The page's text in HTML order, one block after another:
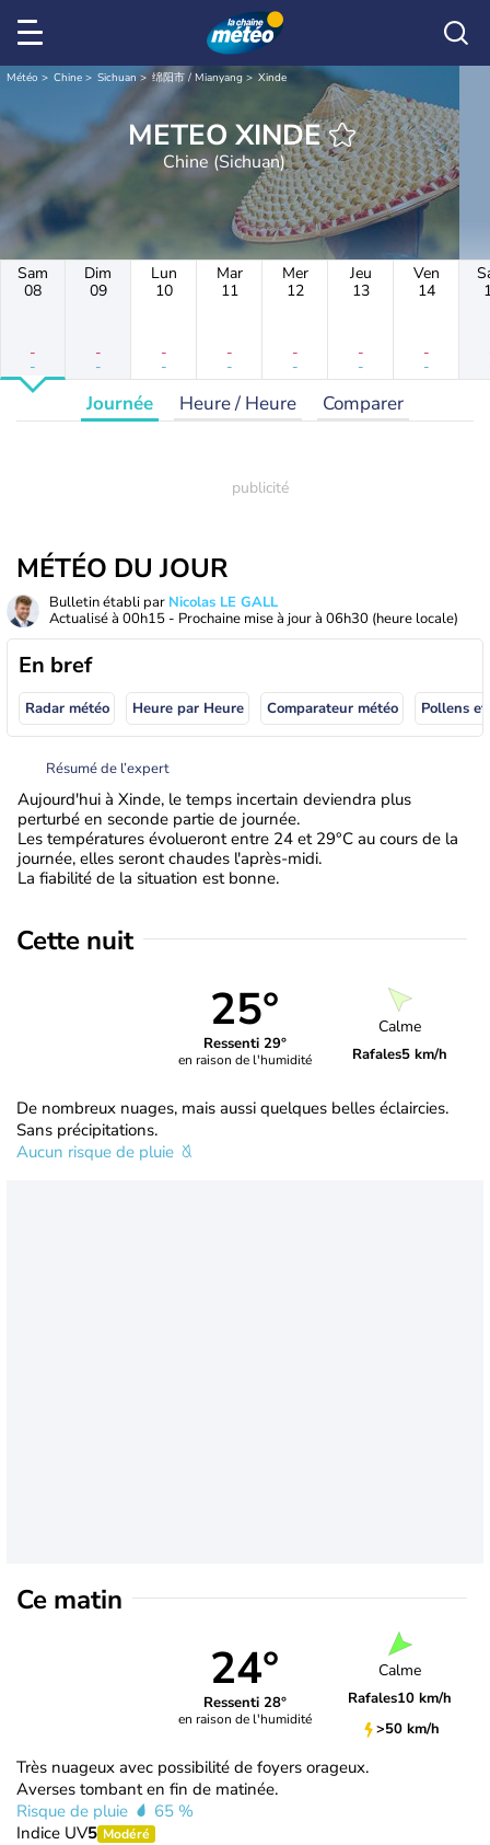
Météo Chine Sichuan 绵阳市 / Mianyang Xinde
METEO XINDE
Chine (Sichuan)
Sam
08
-
-
Dim
09
-
-
Lun
10
-
-
Mar
11
-
-
Mer
12
-
-
Jeu
13
-
-
Ven
14
-
-
Journée Heure / Heure Comparer
MÉTÉO DU JOUR
Bulletin établi par Nicolas LE GALL
Actualisé à 00h15 - Prochaine mise à jour à 06h30 (heure locale)
En bref
Radar météo Heure par Heure Comparateur météo Pollens
Résumé de l’expert
Aujourd'hui à Xinde, le temps incertain deviendra plus
perturbé en seconde partie de journée.
Les températures évolueront entre 24 et 29°C au cours de la
journée, elles seront chaudes l'après-midi.
La fiabilité de la situation est bonne.
Cette nuit
25°
Ressenti 29°
en raison de l'humidité
Calme
Rafales5 km/h
De nombreux nuages, mais aussi quelques belles éclaircies.
Sans précipitations.
Aucun risque de pluie
Ce matin
24°
Ressenti 28°
en raison de l'humidité
Calme
Rafales10 km/h
>50 km/h
Très nuageux avec possibilité de foyers orageux.
Averses tombant en fin de matinée.
Risque de pluie
65 %
Indice UV5 Modéré